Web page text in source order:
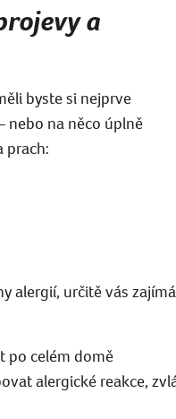
a
byste si nejprve
nebo na něco úplně
prach:
alergií, určitě vás
po celém domě
alergické reakce,